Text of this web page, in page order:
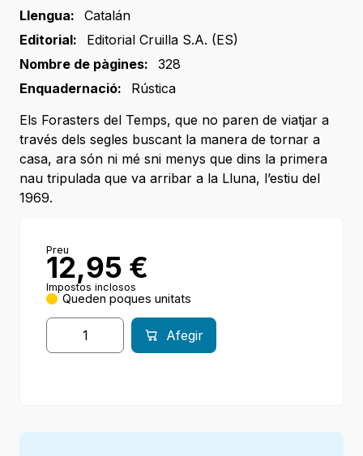
Llengua:
Catalán
Editorial:
Editorial Cruilla S.A. (ES)
Nombre de pàgines:
328
Enquadernació:
Rústica
Els Forasters del Temps, que no paren de viatjar a
través dels segles buscant la manera de tornar a
casa, ara són ni mé sni menys que dins la primera
nau tripulada que va arribar a la Lluna, l’estiu del
1969.
Preu
12,95 €
Impostos inclosos
Queden poques unitats
Afegir